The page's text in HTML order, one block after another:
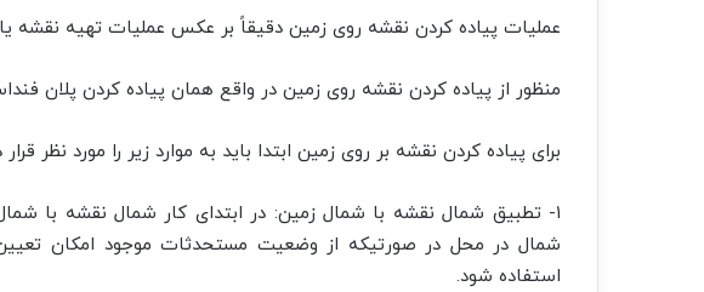
عملیات پیاده کردن نقشه روی زمین دقیقاً بر عکس عملیات تهیه نقشه
منظور از پیاده کردن نقشه روی زمین در واقع همان پیاده کردن پلان
برای پیاده کردن نقشه بر روی زمین ابتدا باید به موارد زیر را مورد نظر قرار
۱- تطبیق شمال نقشه با شمال زمین: در ابتدای کار شمال نقشه با
شمال در محل در صورتیکه از وضعیت مستحدثات موجود امکان
استفاده شود.